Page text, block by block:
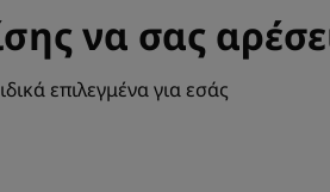
να σας
επιλεγμένα για εσάς